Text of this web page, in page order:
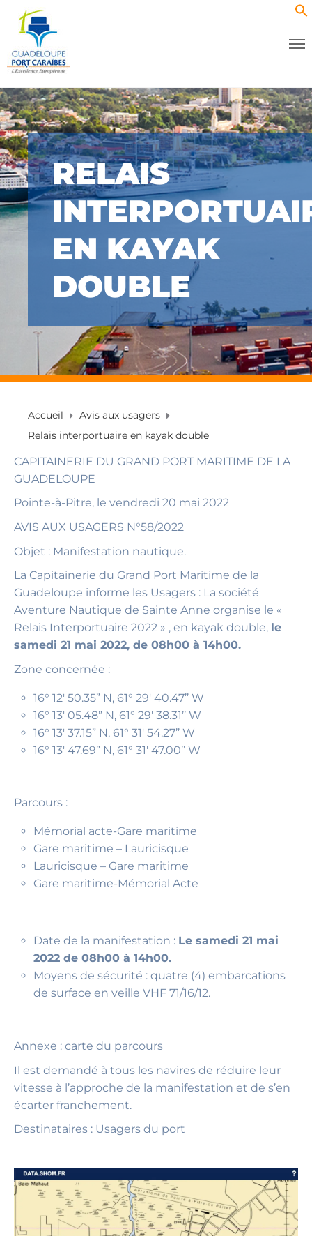
RELAIS
EN KAYAK
DOUBLE
Accueil
Avis aux usagers
Relais interportuaire en kayak double
CAPITAINERIE DU GRAND PORT MARITIME DE LA
GUADELOUPE
Pointe-à-Pitre, le vendredi 20 mai 2022
AVIS AUX USAGERS N°58/2022
Objet : Manifestation nautique.
La Capitainerie du Grand Port Maritime de la
Guadeloupe informe les Usagers : La société
Aventure Nautique de Sainte Anne organise le «
Relais Interportuaire 2022 » , en kayak double, le
samedi 21 mai 2022, de 08h00 à 14h00.
Zone concernée :
16° 12′ 50.35” N, 61° 29′ 40.47’’ W
16° 13′ 05.48” N, 61° 29′ 38.31’’ W
16° 13′ 37.15” N, 61° 31′ 54.27’’ W
16° 13′ 47.69” N, 61° 31′ 47.00’’ W
Parcours :
Mémorial acte-Gare maritime
Gare maritime – Lauricisque
Lauricisque – Gare maritime
Gare maritime-Mémorial Acte
Date de la manifestation : Le samedi 21 mai
2022 de 08h00 à 14h00.
Moyens de sécurité : quatre (4) embarcations
de surface en veille VHF 71/16/12.
Annexe : carte du parcours
Il est demandé à tous les navires de réduire leur
vitesse à l’approche de la manifestation et de s’en
écarter franchement.
Destinataires : Usagers du port